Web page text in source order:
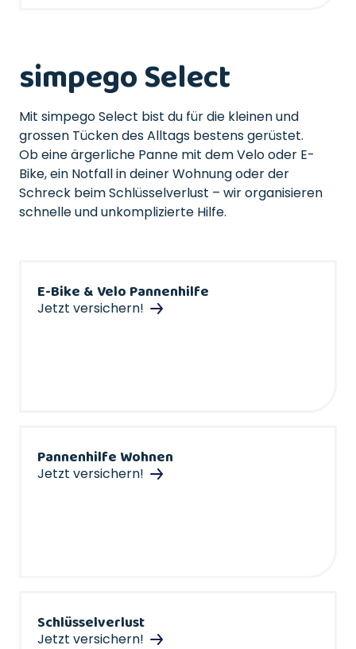
simpego Select
Mit simpego Select bist du für die kleinen und
grossen Tücken des Alltags bestens gerüstet.
Ob eine ärgerliche Panne mit dem Velo oder E-
Bike, ein Notfall in deiner Wohnung oder der
Schreck beim Schlüsselverlust – wir organisieren
schnelle und unkomplizierte Hilfe.
E-Bike & Velo Pannenhilfe
Jetzt versichern!
Pannenhilfe Wohnen
Jetzt versichern!
Schlüsselverlust
Jetzt versichern!